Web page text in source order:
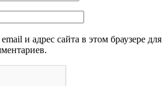
и адрес сайта в этом браузере для